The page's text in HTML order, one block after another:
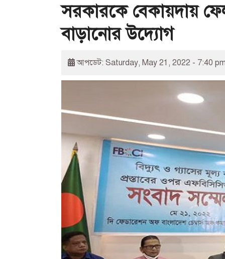
সরকারকে বেকায়দায়
বাড়ানোর উদ্যোগ
আপডেট: Saturday, May 21, 2022 - 7:40